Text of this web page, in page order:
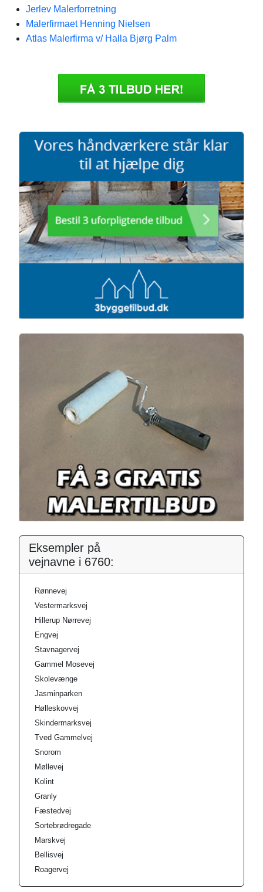
Jerlev Malerforretning
Malerfirmaet Henning Nielsen
Atlas Malerfirma v/ Halla Bjørg Palm
Eksempler på
vejnavne i 6760:
Rønnevej
Vestermarksvej
Hillerup Nørrevej
Engvej
Stavnagervej
Gammel Mosevej
Skolevænge
Jasminparken
Hølleskovvej
Skindermarksvej
Tved Gammelvej
Snorom
Møllevej
Kolint
Granly
Fæstedvej
Sortebrødregade
Marskvej
Bellisvej
Roagervej